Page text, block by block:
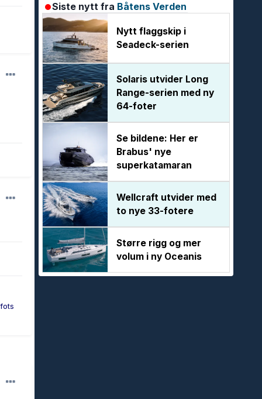
Siste nytt fra Båtens Verden
Nytt flaggskip i
Seadeck-serien
Solaris utvider Long
Range-serien med ny
64-foter
Se bildene: Her er
Brabus' nye
superkatamaran
Wellcraft utvider med
to nye 33-fotere
Større rigg og mer
volum i ny Oceanis